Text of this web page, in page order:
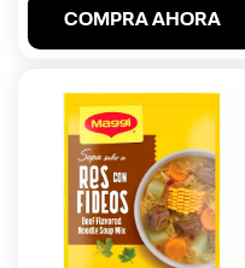
estrellas.
74
COMPRA AHORA